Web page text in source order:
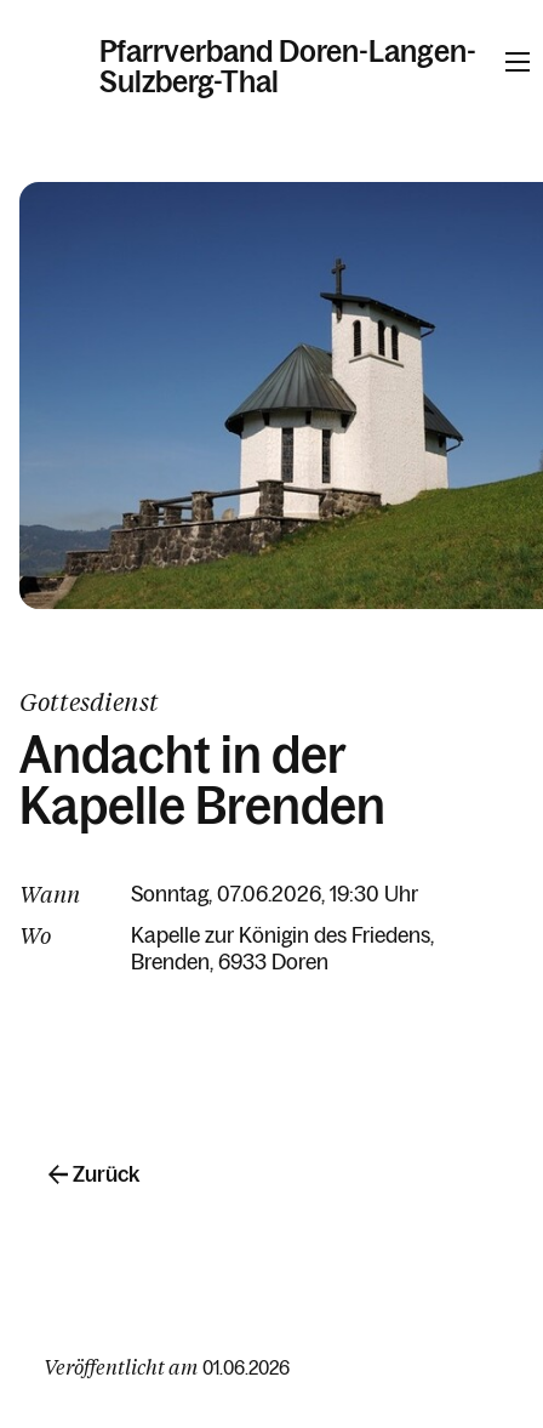
Pfarrverband Doren-Langen-
Sulzberg-Thal
Gottesdienst
Andacht in der
Kapelle Brenden
Wann Sonntag, 07.06.2026, 19:30 Uhr
Wo
Kapelle zur Königin des Friedens
Brenden 6933 Doren
Veröffentlicht am 01.06.2026
Zurück